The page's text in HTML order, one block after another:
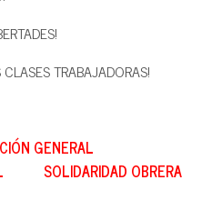
TRABAJADORAS!
GENERAL
SOLIDARIDAD OBRERA